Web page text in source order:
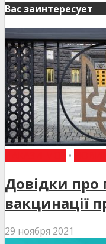
Вас заинтересует
•
Довідки про
вакцинації
29 ноября 2021